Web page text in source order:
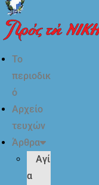
Το
περιοδικ
ό
Αρχείο
τευχών
Άρθρα
Αγί
α